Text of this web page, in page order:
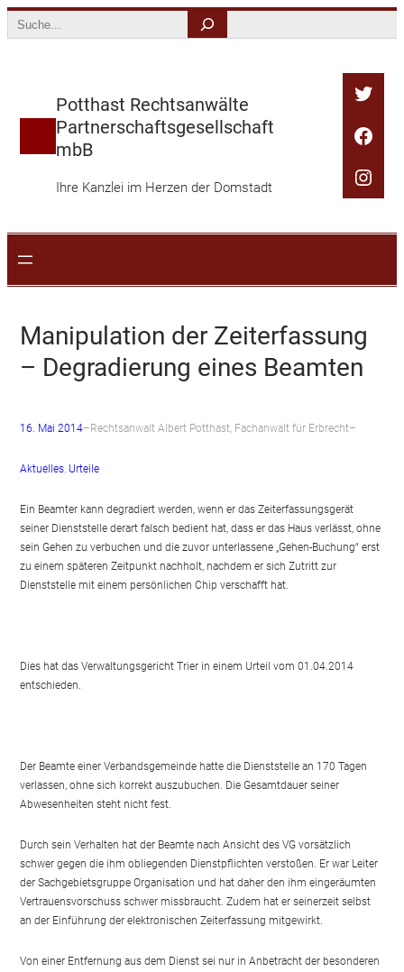
Search
Potthast Rechtsanwälte
Partnerschaftsgesellschaft
mbB
Ihre Kanzlei im Herzen der Domstadt
Manipulation der Zeiterfassung
– Degradierung eines Beamten
16. Mai 2014– Rechtsanwalt Albert Potthast, Fachanwalt für Erbrecht–
Aktuelles, Urteile
Ein Beamter kann degradiert werden, wenn er das Zeiterfassungsgerät
seiner Dienststelle derart falsch bedient hat, dass er das Haus verlässt, ohne
sein Gehen zu verbuchen und die zuvor unterlassene „Gehen-Buchung“ erst
zu einem späteren Zeitpunkt nachholt, nachdem er sich Zutritt zur
Dienststelle mit einem persönlichen Chip verschafft hat.
Dies hat das Verwaltungsgericht Trier in einem Urteil vom 01.04.2014
entschieden.
Der Beamte einer Verbandsgemeinde hatte die Dienststelle an 170 Tagen
verlassen, ohne sich korrekt auszubuchen. Die Gesamtdauer seiner
Abwesenheiten steht nicht fest.
Durch sein Verhalten hat der Beamte nach Ansicht des VG vorsätzlich
schwer gegen die ihm obliegenden Dienstpflichten verstoßen. Er war Leiter
der Sachgebietsgruppe Organisation und hat daher den ihm eingeräumten
Vertrauensvorschuss schwer missbraucht. Zudem hat er seinerzeit selbst
an der Einführung der elektronischen Zeiterfassung mitgewirkt.
Von einer Entfernung aus dem Dienst sei nur in Anbetracht der besonderen